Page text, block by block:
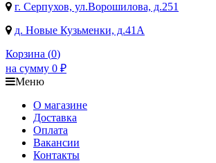
г. Серпухов, ул.Ворошилова, д.251
д. Новые Кузьменки, д.41А
Корзина (0)
на сумму 0 ₽
Меню
О магазине
Доставка
Оплата
Вакансии
Контакты